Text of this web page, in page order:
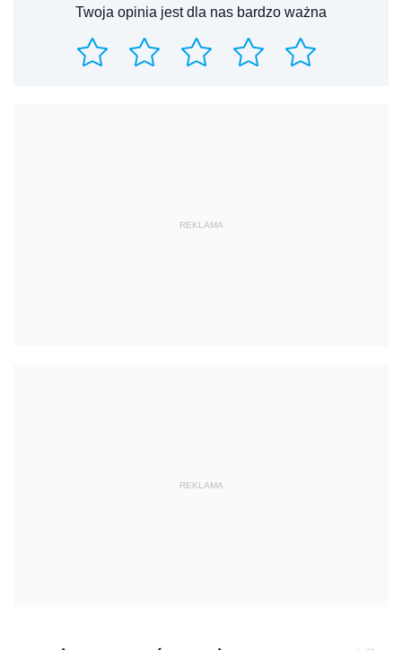
Twoja opinia jest dla nas bardzo ważna
REKLAMA
REKLAMA